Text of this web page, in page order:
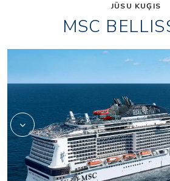
JŪSU KUĢIS
MSC